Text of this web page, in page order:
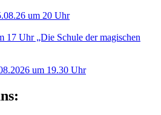
um 20 Uhr
17 Uhr „Die Schule der magischen
um 19.30 Uhr